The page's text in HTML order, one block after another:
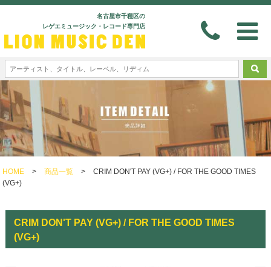
名古屋市千種区の
レゲエミュージック・レコード専門店
HOME > 商品一覧 >
CRIM DON'T PAY (VG+) / FOR THE GOOD TIMES
(VG+)
CRIM DON'T PAY (VG+) / FOR THE GOOD TIMES
(VG+)